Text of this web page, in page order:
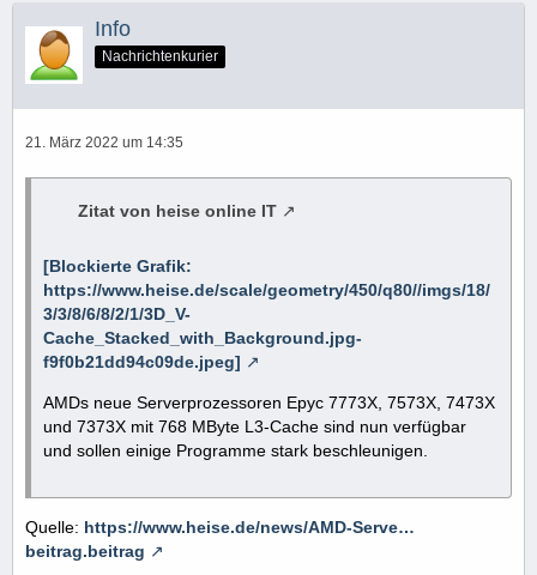
Info
Nachrichtenkurier
21. März 2022 um 14:35
Zitat von heise online IT
[Blockierte Grafik:
https://www.heise.de/scale/geometry/450/q80//imgs/18/
3/3/8/6/8/2/1/3D_V-
Cache_Stacked_with_Background.jpg-
f9f0b21dd94c09de.jpeg]
AMDs neue Serverprozessoren Epyc 7773X, 7573X, 7473X
und 7373X mit 768 MByte L3-Cache sind nun verfügbar
und sollen einige Programme stark beschleunigen.
Quelle: https://www.heise.de/news/AMD-Serve…
beitrag.beitrag